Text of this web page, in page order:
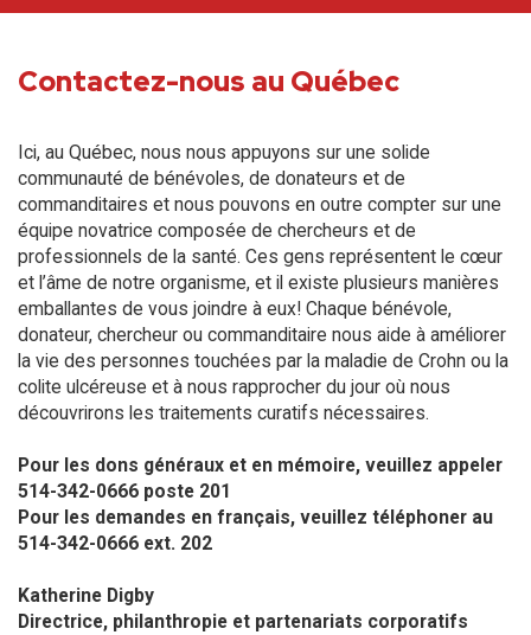
Contactez-nous au Québec
Ici, au Québec, nous nous appuyons sur une solide
communauté de bénévoles, de donateurs et de
commanditaires et nous pouvons en outre compter sur une
équipe novatrice composée de chercheurs et de
professionnels de la santé. Ces gens représentent le cœur
et l’âme de notre organisme, et il existe plusieurs manières
emballantes de vous joindre à eux! Chaque bénévole,
donateur, chercheur ou commanditaire nous aide à améliorer
la vie des personnes touchées par la maladie de Crohn ou la
colite ulcéreuse et à nous rapprocher du jour où nous
découvrirons les traitements curatifs nécessaires.
Pour les dons généraux et en mémoire, veuillez appeler
514-342-0666 poste 201​
Pour les demandes en français, veuillez téléphoner au
514-342-0666 ext. 202
Katherine Digby
Directrice, philanthropie et partenariats corporatifs